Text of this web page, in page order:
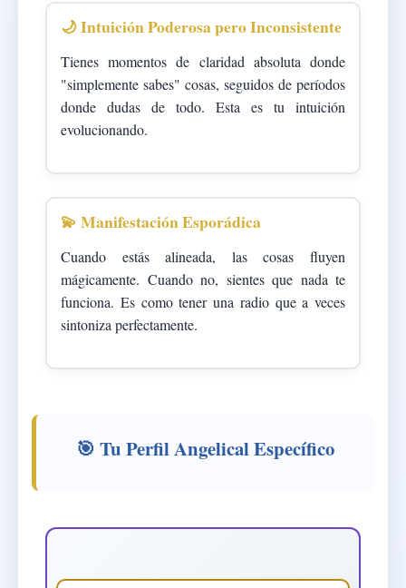
🌙 Intuición Poderosa pero Inconsistente
Tienes momentos de claridad absoluta donde
"simplemente sabes" cosas, seguidos de períodos
donde dudas de todo. Esta es tu intuición
evolucionando.
💫 Manifestación Esporádica
Cuando estás alineada, las cosas fluyen
mágicamente. Cuando no, sientes que nada te
funciona. Es como tener una radio que a veces
sintoniza perfectamente.
🎯 Tu Perfil Angelical Específico